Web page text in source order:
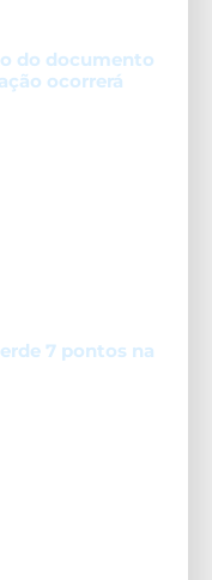
do documento
ocorrerá
7 pontos na